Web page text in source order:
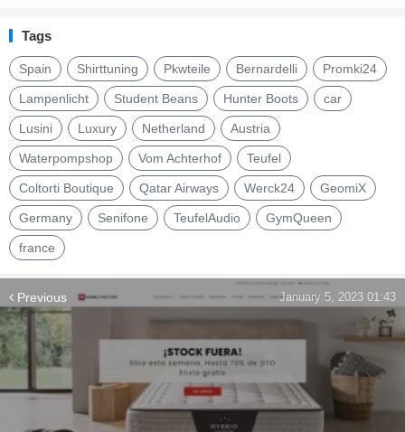
Tags
Spain Shirttuning Pkwteile Bernardelli Promki24
Lampenlicht Student Beans Hunter Boots car
Lusini Luxury Netherland Austria
Waterpompshop Vom Achterhof Teufel
Coltorti Boutique Qatar Airways Werck24 GeomiX
Germany Senifone TeufelAudio GymQueen
france
Previous January 5, 2023 01:43